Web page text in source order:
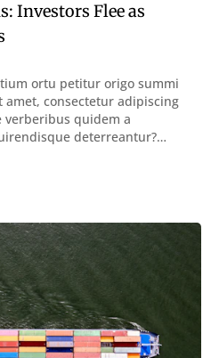
Investors Flee as
ortu petitur origo summi
consectetur adipiscing
quidem a
deterreantur?
idem declaret Latine,
voluptas. Duo